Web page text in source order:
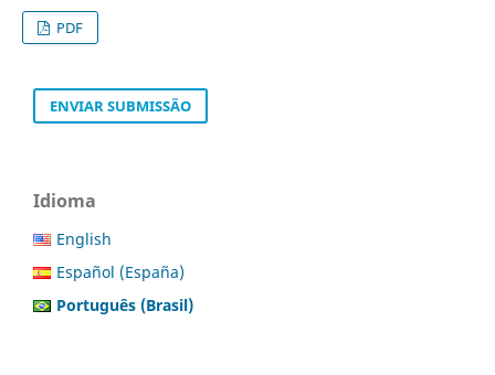
PDF
ENVIAR SUBMISSÃO
Idioma
English
Español (España)
Português (Brasil)